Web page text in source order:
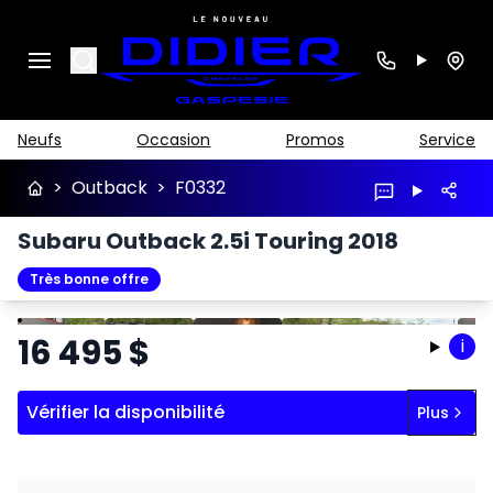
Search
Neufs Occasion Promos Service
> Outback > F0332
Subaru Outback 2.5i Touring 2018
Très bonne offre
ArrêterPrécédent
Suivant
16 495$ i
Vérifier la disponibilité Plus